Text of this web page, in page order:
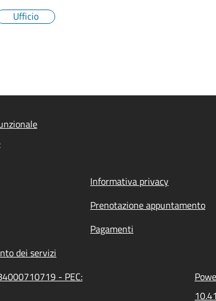
Ufficio
Informativa privacy
Prenotazione appuntamento
Pagamenti
dei servizi
- PEC: